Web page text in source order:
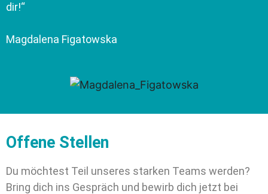
dir!“
Magdalena Figatowska
Offene Stellen
Du möchtest Teil unseres starken Teams werden?
Bring dich ins Gespräch und bewirb dich jetzt bei